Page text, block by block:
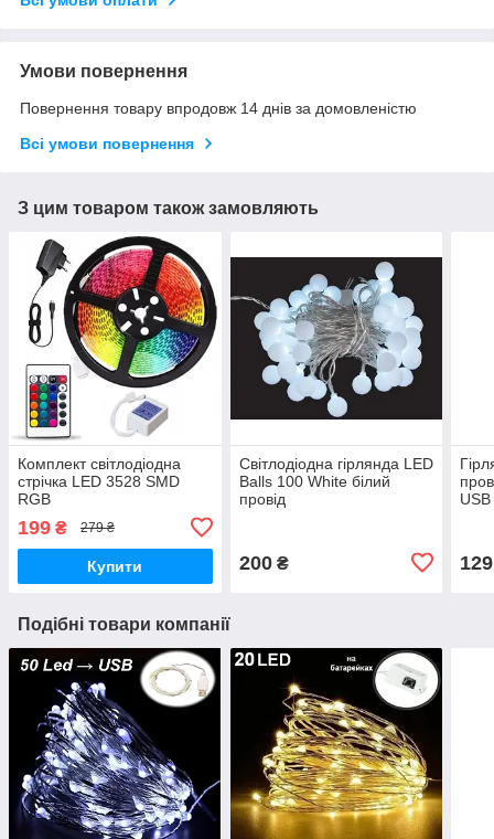
Умови повернення
Повернення товару впродовж 14 днів за домовленістю
Всі умови повернення
З цим товаром також замовляють
Комплект світлодіодна
стрічка LED 3528 SMD
RGB
199 ₴ 279 ₴
Купити
Світлодіодна гірлянда LED
Balls 100 White білий
провід
200₴ 129
Подібні товари компанії